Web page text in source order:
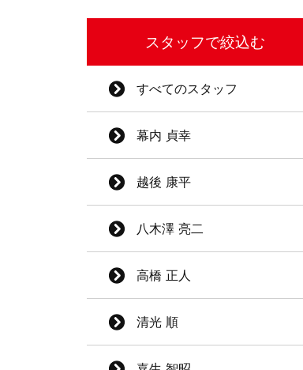
スタッフで絞込む
すべてのスタッフ
幕内 貞幸
越後 康平
八木澤 亮二
高橋 正人
清光 順